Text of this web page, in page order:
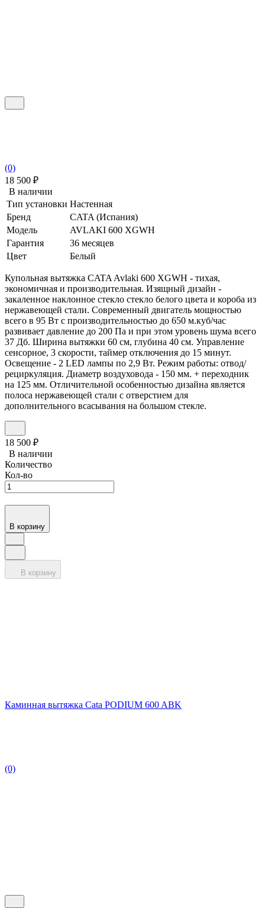
(0)
18 500 ₽
В наличии
Тип установки Настенная
Бренд
CATA (Испания)
Модель
AVLAKI 600 XGWH
Гарантия
36 месяцев
Цвет
Белый
Купольная вытяжка CATA Avlaki 600 XGWH - тихая,
экономичная и производительная. Изящный дизайн -
закаленное наклонное стекло стекло белого цвета и короба из
нержавеющей стали. Современный двигатель мощностью
всего в 95 Вт с производительностью до 650 м.куб/час
развивает давление до 200 Па и при этом уровень шума всего
37 Дб. Ширина вытяжки 60 см, глубина 40 см. Управление
сенсорное, 3 скорости, таймер отключения до 15 минут.
Освещение - 2 LED лампы по 2,9 Вт. Режим работы: отвод/
рециркуляция. Диаметр воздуховода - 150 мм. + переходник
на 125 мм. Отличительной особенностью дизайна является
полоса нержавеющей стали с отверстием для
дополнительного всасывания на большом стекле.
18 500 ₽
В наличии
Количество
Кол-во
В корзину
В корзину
Каминная вытяжка Cata PODIUM 600 ABK
(0)